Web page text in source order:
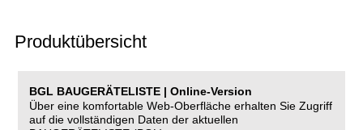
Produktübersicht
BGL BAUGERÄTELISTE | Online-Version
Über eine komfortable Web-Oberfläche erhalten Sie Zugriff
auf die vollständigen Daten der aktuellen